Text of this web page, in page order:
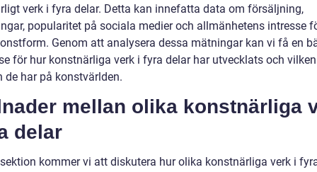
verk i fyra delar. Detta kan innefatta data om försäljning,
popularitet på sociala medier och allmänhetens intresse
Genom att analysera dessa mätningar kan vi få en
för hur konstnärliga verk i fyra delar har utvecklats och vilken
de har på konstvärlden.
mellan olika konstnärliga
delar
kommer vi att diskutera hur olika konstnärliga verk i